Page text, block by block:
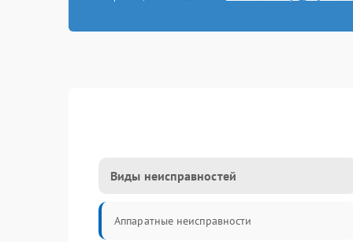
Виды неисправностей
Аппаратные неисправности